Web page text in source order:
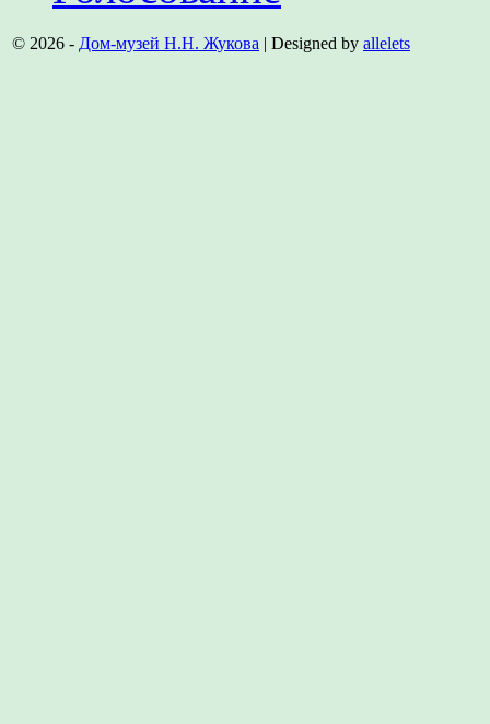
© 2026 - Дом-музей Н.Н. Жукова | Designed by allelets